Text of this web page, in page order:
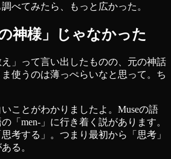
べてみたら、もっと広かった。
神様」じゃなかった
」って言い出したものの、元の神話
使うのは薄っぺらいなと思って。ち
ことがわかりましたよ。Museの語
「men-」に行き着く説があります。
考する」。つまり最初から「思考」
る。